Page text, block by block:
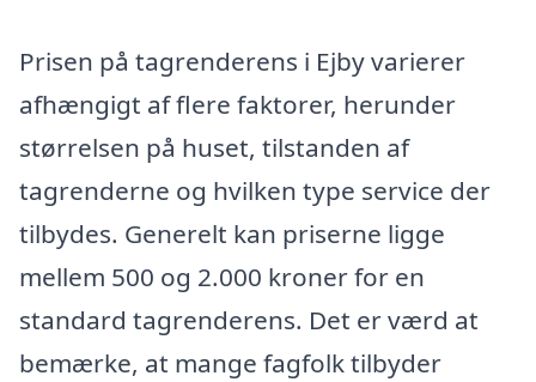
Prisen på tagrenderens i Ejby varierer
afhængigt af flere faktorer, herunder
størrelsen på huset, tilstanden af
tagrenderne og hvilken type service der
tilbydes. Generelt kan priserne ligge
mellem 500 og 2.000 kroner for en
standard tagrenderens. Det er værd at
bemærke, at mange fagfolk tilbyder